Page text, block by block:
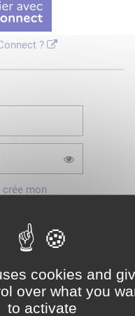
cookies and
over what you
to activate
?
crée mon